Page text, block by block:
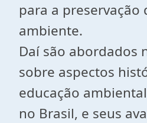
para a preservação
ambiente.
Daí são abordados
sobre aspectos
educação
no Brasil, e seus